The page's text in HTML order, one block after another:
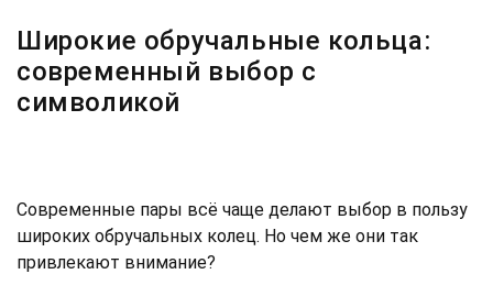
Широкие обручальные кольца:
современный выбор с
символикой
Современные пары всё чаще делают выбор в пользу
широких обручальных колец. Но чем же они так
привлекают внимание?